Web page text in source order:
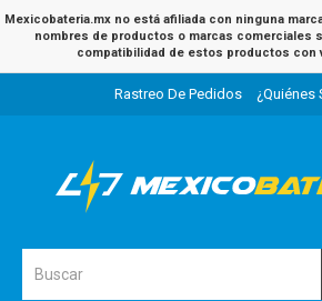
Mexicobateria.mx no está afiliada con ninguna
nombres de productos o marcas comerciales
compatibilidad de estos productos con
Rastreo De Pedidos ¿Quiénes